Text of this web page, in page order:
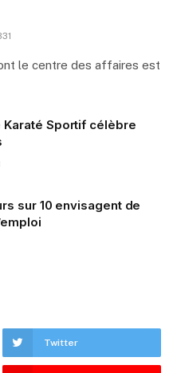
le centre des affaires est
Karaté Sportif célèbre
sur 10 envisagent de
Twitter